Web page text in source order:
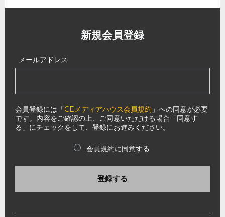
新規会員登録
メールアドレス
会員登録には「CEメディアハウス会員規約 」への同意が必要
です。内容をご確認の上、ご同意いただける場合「同意す
る」にチェックをして、登録にお進みください。
会員規約に同意する
登録する